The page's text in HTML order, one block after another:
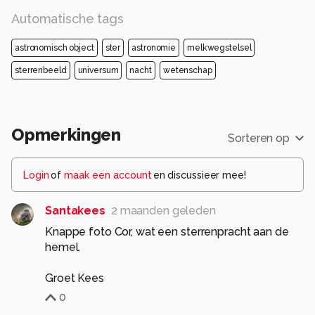
Automatische tags
astronomisch object ster astronomie melkwegstelsel
sterrenbeeld universum nacht wetenschap
Opmerkingen Sorteren op
Loginof maak een account en discussieer mee!
Santakees 2 maanden geleden
Knappe foto Cor, wat een sterrenpracht aan de
hemel.
Groet Kees
0